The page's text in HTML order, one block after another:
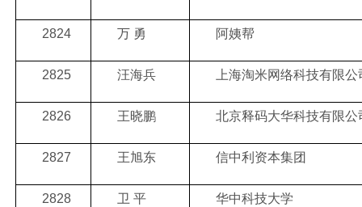
2824 万 勇 阿姨帮
2825 汪海兵 上海淘米网络科技有限公
2826 王晓鹏 北京释码大华科技有限公
2827 王旭东 信中利资本集团
2828 卫 平 华中科技大学